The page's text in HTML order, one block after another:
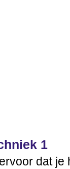
1
dat